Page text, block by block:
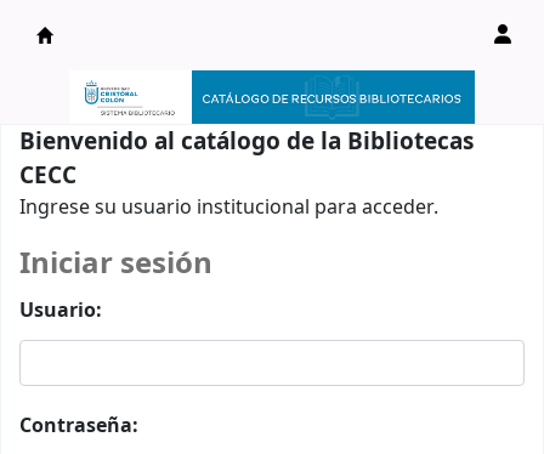
Catálogo en línea
Bienvenido al catálogo de la Bibliotecas
CECC
Ingrese su usuario institucional para acceder.
Iniciar sesión
Usuario:
Contraseña: